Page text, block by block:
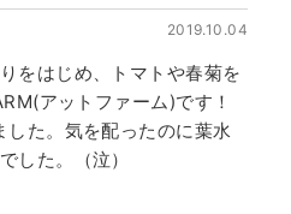
2019.10.04
をはじめ、トマトや春菊を
アットファーム)です！
した。気を配ったのに葉水
した。（泣）